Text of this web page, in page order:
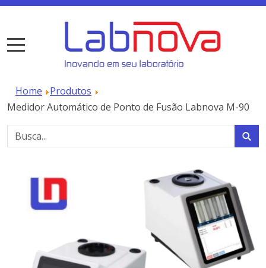
Home
Produtos
Medidor Automático de Ponto de Fusão Labnova M-90